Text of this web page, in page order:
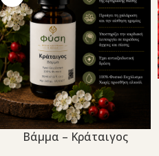
Βάμμα – Κράταιγος